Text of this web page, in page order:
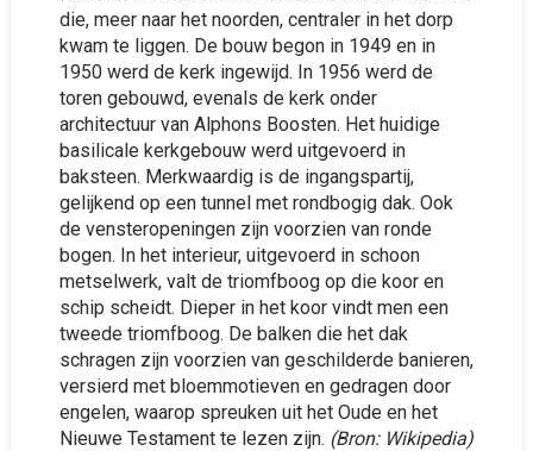
die, meer naar het noorden, centraler in het dorp
kwam te liggen. De bouw begon in 1949 en in
1950 werd de kerk ingewijd. In 1956 werd de
toren gebouwd, evenals de kerk onder
architectuur van Alphons Boosten. Het huidige
basilicale kerkgebouw werd uitgevoerd in
baksteen. Merkwaardig is de ingangspartij,
gelijkend op een tunnel met rondbogig dak. Ook
de vensteropeningen zijn voorzien van ronde
bogen. In het interieur, uitgevoerd in schoon
metselwerk, valt de triomfboog op die koor en
schip scheidt. Dieper in het koor vindt men een
tweede triomfboog. De balken die het dak
schragen zijn voorzien van geschilderde banieren,
versierd met bloemmotieven en gedragen door
engelen, waarop spreuken uit het Oude en het
Nieuwe Testament te lezen zijn. (Bron: Wikipedia)